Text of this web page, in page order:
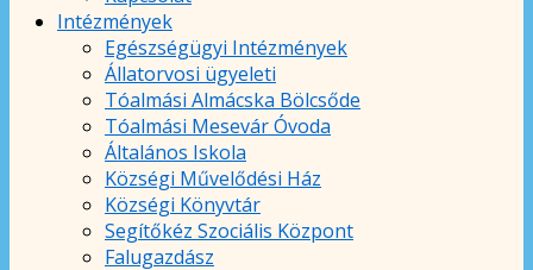
Intézmények
Egészségügyi Intézmények
Állatorvosi ügyeleti
Tóalmási Almácska Bölcsőde
Tóalmási Mesevár Óvoda
Általános Iskola
Községi Művelődési Ház
Községi Könyvtár
Segítőkéz Szociális Központ
Falugazdász